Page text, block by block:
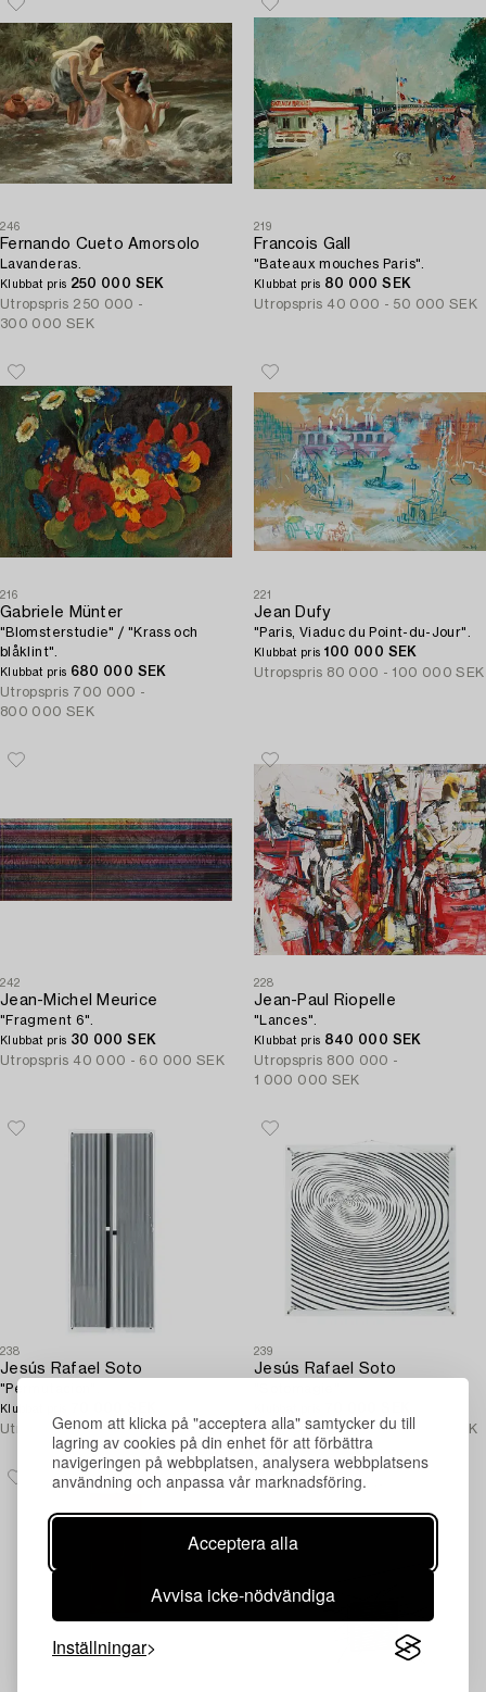
Genom att klicka på "acceptera alla" samtycker du till
lagring av cookies på din enhet för att förbättra
navigeringen på webbplatsen, analysera webbplatsens
användning och anpassa vår marknadsföring.
Acceptera alla
Avvisa icke-nödvändiga
Inställningar
246
Fernando Cueto Amorsolo
Lavanderas.
Klubbat pris 250 000 SEK
Utropspris 250 000 -
300 000 SEK
219
Francois Gall
"Bateaux mouches Paris".
Klubbat pris 80 000 SEK
Utropspris 40 000 - 50 000 SEK
216
Gabriele Münter
"Blomsterstudie" / "Krass och
blåklint".
Klubbat pris 680 000 SEK
Utropspris 700 000 -
800 000 SEK
221
Jean Dufy
"Paris, Viaduc du Point-du-Jour".
Klubbat pris 100 000 SEK
Utropspris 80 000 - 100 000 SEK
242
Jean-Michel Meurice
"Fragment 6".
Klubbat pris 30 000 SEK
Utropspris 40 000 - 60 000 SEK
228
Jean-Paul Riopelle
"Lances".
Klubbat pris 840 000 SEK
Utropspris 800 000 -
1 000 000 SEK
238
Jesús Rafael Soto
"Permutacion".
Klubbat pris
Utropspris 50 000 - 70 000 SEK
239
Jesús Rafael Soto
Utropspris 50 000 - 70 000 SEK